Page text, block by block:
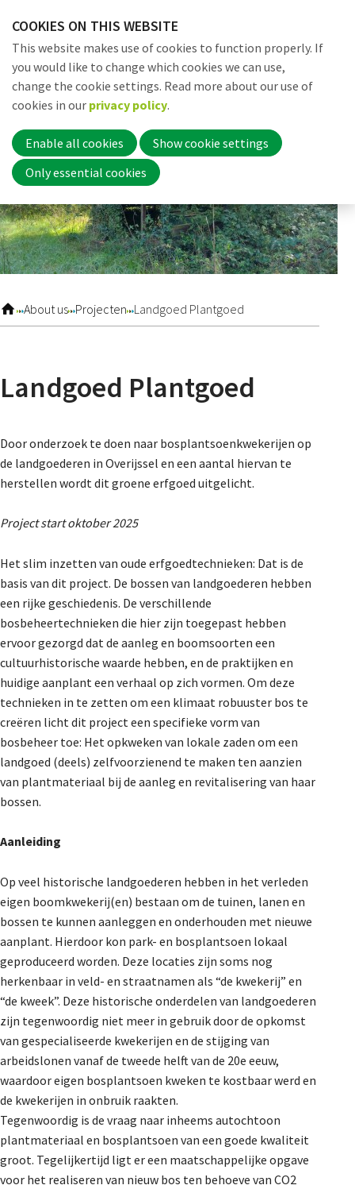
links
Jump
to
navigation
to
main
content
About us Projecten Landgoed Plantgoed
Landgoed Plantgoed
Door onderzoek te doen naar bosplantsoenkwekerijen op
de landgoederen in Overijssel en een aantal hiervan te
herstellen wordt dit groene erfgoed uitgelicht.
Project start oktober 2025
Het slim inzetten van oude erfgoedtechnieken: Dat is de
basis van dit project. De bossen van landgoederen hebben
een rijke geschiedenis. De verschillende
bosbeheertechnieken die hier zijn toegepast hebben
ervoor gezorgd dat de aanleg en boomsoorten een
cultuurhistorische waarde hebben, en de praktijken en
huidige aanplant een verhaal op zich vormen. Om deze
technieken in te zetten om een klimaat robuuster bos te
creëren licht dit project een specifieke vorm van
bosbeheer toe: Het opkweken van lokale zaden om een
landgoed (deels) zelfvoorzienend te maken ten aanzien
van plantmateriaal bij de aanleg en revitalisering van haar
bossen.
Aanleiding
Op veel historische landgoederen hebben in het verleden
eigen boomkwekerij(en) bestaan om de tuinen, lanen en
bossen te kunnen aanleggen en onderhouden met nieuwe
aanplant. Hierdoor kon park- en bosplantsoen lokaal
geproduceerd worden. Deze locaties zijn soms nog
herkenbaar in veld- en straatnamen als “de kwekerij” en
“de kweek”. Deze historische onderdelen van landgoederen
zijn tegenwoordig niet meer in gebruik door de opkomst
van gespecialiseerde kwekerijen en de stijging van
arbeidslonen vanaf de tweede helft van de 20e eeuw,
waardoor eigen bosplantsoen kweken te kostbaar werd en
de kwekerijen in onbruik raakten.
Tegenwoordig is de vraag naar inheems autochtoon
plantmateriaal en bosplantsoen van een goede kwaliteit
groot. Tegelijkertijd ligt er een maatschappelijke opgave
voor het realiseren van nieuw bos ten behoeve van CO2
Home
Our story
Bureau
Jongeren
Provincies
Dossiers
COOKIES ON THIS WEBSITE
This website makes use of cookies to function properly. If
you would like to change which cookies we can use,
change the cookie settings. Read more about our use of
cookies in our privacy policy.
Enable all cookies
Show cookie settings
Only essential cookies